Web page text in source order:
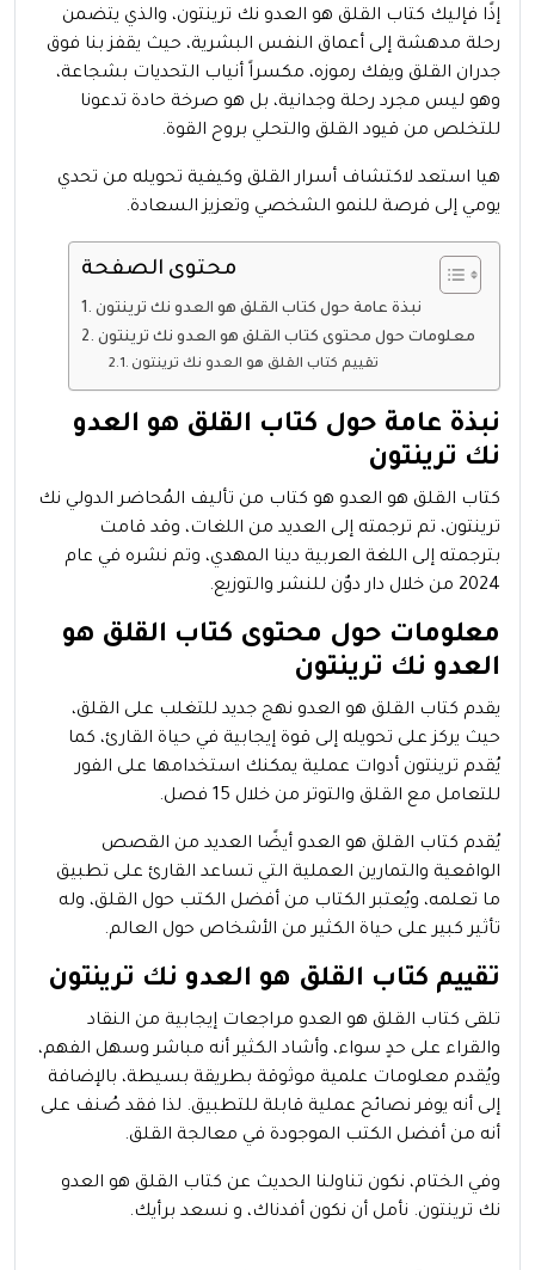
إذًا فإليك كتاب القلق هو العدو نك ترينتون، والذي يتضمن
رحلة مدهشة إلى أعماق النفس البشرية، حيث يقفز بنا فوق
جدران القلق ويفك رموزه، مكسراً أنياب التحديات بشجاعة،
وهو ليس مجرد رحلة وجدانية، بل هو صرخة حادة تدعونا
للتخلص من قيود القلق والتحلي بروح القوة.
هيا استعد لاكتشاف أسرار القلق وكيفية تحويله من تحدي
يومي إلى فرصة للنمو الشخصي وتعزيز السعادة.
محتوى الصفحة
نبذة عامة حول كتاب القلق هو العدو نك ترينتون
معلومات حول محتوى كتاب القلق هو العدو نك ترينتون
تقييم كتاب القلق هو العدو نك ترينتون
نبذة عامة حول كتاب القلق هو العدو
نك ترينتون
كتاب القلق هو العدو هو كتاب من تأليف المُحاضر الدولي نك
ترينتون، تم ترجمته إلى العديد من اللغات، وقد قامت
بترجمته إلى اللغة العربية دينا المهدي، وتم نشره في عام
2024 من خلال دار دوٌن للنشر والتوزيع.
معلومات حول محتوى كتاب القلق هو
العدو نك ترينتون
يقدم كتاب القلق هو العدو نهج جديد للتغلب على القلق،
حيث يركز على تحويله إلى قوة إيجابية في حياة القارئ، كما
يُقدم ترينتون أدوات عملية يمكنك استخدامها على الفور
للتعامل مع القلق والتوتر من خلال 15 فصل.
يُقدم كتاب القلق هو العدو أيضًا العديد من القصص
الواقعية والتمارين العملية التي تساعد القارئ على تطبيق
ما تعلمه، ويُعتبر الكتاب من أفضل الكتب حول القلق، وله
تأثير كبير على حياة الكثير من الأشخاص حول العالم.
تقييم كتاب القلق هو العدو نك ترينتون
تلقى كتاب القلق هو العدو مراجعات إيجابية من النقاد
والقراء على حدٍ سواء، وأشاد الكثير أنه مباشر وسهل الفهم،
ويُقدم معلومات علمية موثوقة بطريقة بسيطة، بالإضافة
إلى أنه يوفر نصائح عملية قابلة للتطبيق. لذا فقد صُنف على
أنه من أفضل الكتب الموجودة في معالجة القلق.
وفي الختام، نكون تناولنا الحديث عن كتاب القلق هو العدو
نك ترينتون. نأمل أن نكون أفدناك، و نسعد برأيك.